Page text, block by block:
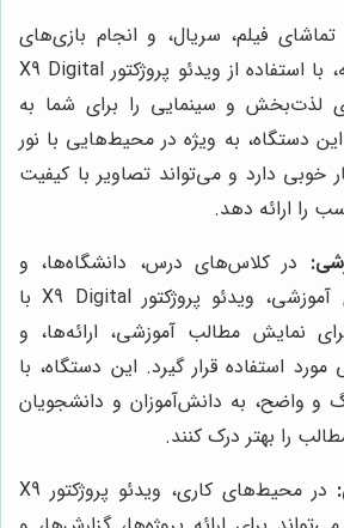
تماشای فیلم، سریال، و انجام بازی‌های
ویدئویی در خانه، با استفاده از ویدئو پروژکتور X9 Digital
لذت‌بخش و سینمایی را برای شما به
دستگاه، به ویژه در محیط‌هایی با نور
خوبی دارد و می‌تواند تصاویر با کیفیت
را ارائه دهد.
در کلاس‌های درس، دانشگاه‌ها، و
سایر محیط‌های آموزشی، ویدئو پروژکتور X9 Digital با
نمایش مطالب آموزشی، ارائه‌ها، و
استفاده قرار گیرد. این دستگاه، با
و واضح، به دانش‌آموزان و دانشجویان
را بهتر درک کنند.
در محیط‌های کاری، ویدئو پروژکتور X9